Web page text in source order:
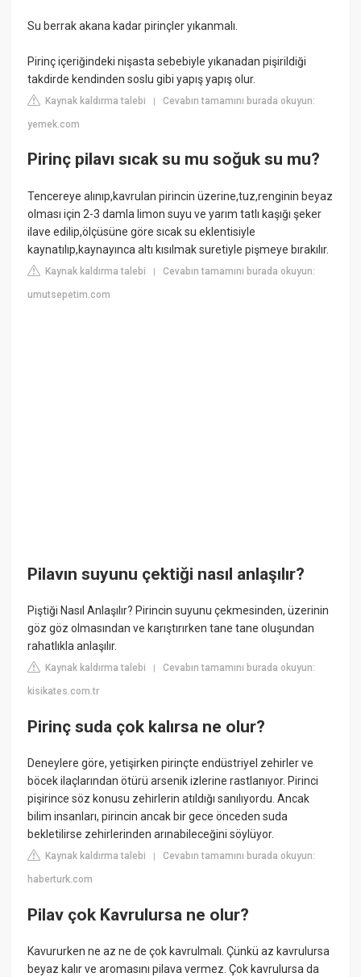
Su berrak akana kadar pirinçler yıkanmalı.
Pirinç içeriğindeki nişasta sebebiyle yıkanadan pişirildiği
takdirde kendinden soslu gibi yapış yapış olur.
Kaynak kaldırma talebi |Cevabın tamamını burada okuyun:
yemek.com
Pirinç pilavı sıcak su mu soğuk su mu?
Tencereye alınıp,kavrulan pirincin üzerine,tuz,renginin beyaz
olması için 2-3 damla limon suyu ve yarım tatlı kaşığı şeker
ilave edilip,ölçüsüne göre sıcak su eklentisiyle
kaynatılıp,kaynayınca altı kısılmak suretiyle pişmeye bırakılır.
Kaynak kaldırma talebi |Cevabın tamamını burada okuyun:
umutsepetim.com
Pilavın suyunu çektiği nasıl anlaşılır?
Piştiği Nasıl Anlaşılır? Pirincin suyunu çekmesinden, üzerinin
göz göz olmasından ve karıştırırken tane tane oluşundan
rahatlıkla anlaşılır.
Kaynak kaldırma talebi |Cevabın tamamını burada okuyun:
kisikates.com.tr
Pirinç suda çok kalırsa ne olur?
Deneylere göre, yetişirken pirinçte endüstriyel zehirler ve
böcek ilaçlarından ötürü arsenik izlerine rastlanıyor. Pirinci
pişirince söz konusu zehirlerin atıldığı sanılıyordu. Ancak
bilim insanları, pirincin ancak bir gece önceden suda
bekletilirse zehirlerinden arınabileceğini söylüyor.
Kaynak kaldırma talebi |Cevabın tamamını burada okuyun:
haberturk.com
Pilav çok Kavrulursa ne olur?
Kavururken ne az ne de çok kavrulmalı. Çünkü az kavrulursa
beyaz kalır ve aromasını pilava vermez. Çok kavrulursa da